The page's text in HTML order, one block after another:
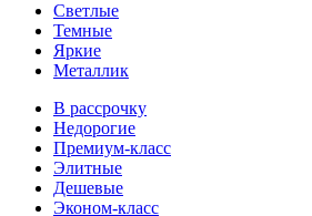
Светлые
Темные
Яркие
Металлик
В рассрочку
Недорогие
Премиум-класс
Элитные
Дешевые
Эконом-класс